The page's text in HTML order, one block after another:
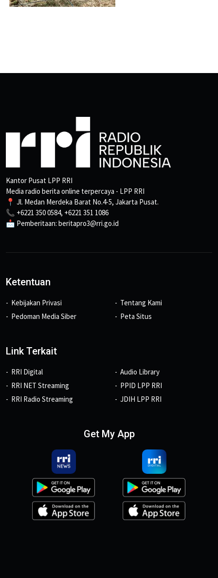
Kantor Pusat LPP RRI
Media radio berita online terpercaya - LPP RRI
📍 Jl. Medan Merdeka Barat No.4-5, Jakarta Pusat.
📞 +6221 350 0584, +6221 351 1086
📩 Pemberitaan: beritapro3@rri.go.id
Ketentuan
Kebijakan Privasi
Pedoman Media Siber
Tentang Kami
Peta Situs
Link Terkait
RRI Digital
RRI NET Streaming
RRI Radio Streaming
Audio Library
PPID LPP RRI
JDIH LPP RRI
Get My App